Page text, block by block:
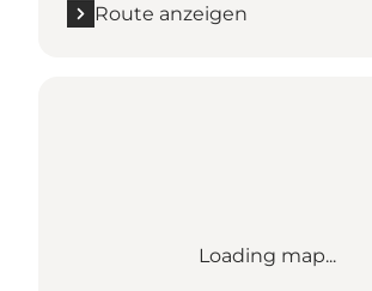
Route anzeigen
Loading map...